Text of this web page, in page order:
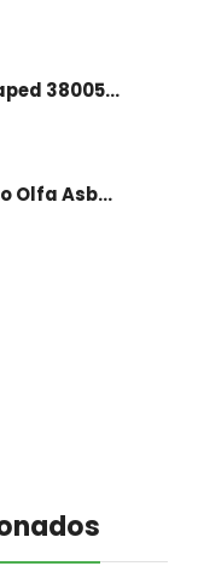
Guías De Letras Maped 38005 No. 5
Navaja Para Exacto Olfa Asbb-10 C/10 Nav